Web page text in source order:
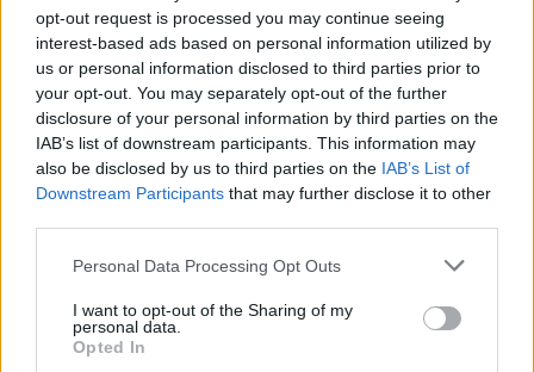
opt-out request is processed you may continue seeing
interest-based ads based on personal information utilized by
us or personal information disclosed to third parties prior to
your opt-out. You may separately opt-out of the further
disclosure of your personal information by third parties on the
IAB’s list of downstream participants. This information may
also be disclosed by us to third parties on the IAB’s List of
Downstream Participants that may further disclose it to other
Please note that this website/app uses one or more Google
not limited to your visit or usage behaviour. You may click to
grant or deny consent to Google and its third-party tags to
use your data for below specified purposes in below Google
Personal Data Processing Opt Outs
I want to opt-out of the Sharing of my
personal data.
Opted In
VIDEO, FOTO. “Lūdzu, tikai ne uz
princesi vai viņas dārgo kleitu!”
kāds mazulis pasākumā gandrīz
sabojājis Keitas Midltones dārgo
kleitu
FOTO.“Tik skaista kā Bārbija!” Keita
Midltone satriecošā rozā kleitā bez
brīdinājuma ierodusies publiskā
VIDEO.“Es kā vīrietis noteikti
nebūtu sajūsmā, ja mana sieviete